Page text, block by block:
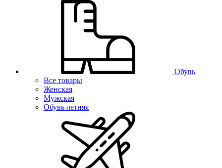
Обувь
Все товары
Женская
Мужская
Обувь летняя